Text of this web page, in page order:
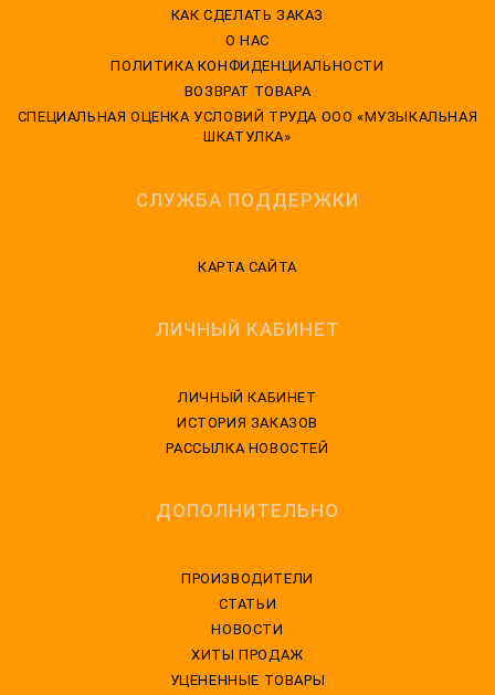
КАК СДЕЛАТЬ ЗАКАЗ
О НАС
ПОЛИТИКА КОНФИДЕНЦИАЛЬНОСТИ
ВОЗВРАТ ТОВАРА
CПЕЦИАЛЬНАЯ ОЦЕНКА УСЛОВИЙ ТРУДА ООО «МУЗЫКАЛЬНАЯ
ШКАТУЛКА»
СЛУЖБА ПОДДЕРЖКИ
КАРТА САЙТА
ЛИЧНЫЙ КАБИНЕТ
ЛИЧНЫЙ КАБИНЕТ
ИСТОРИЯ ЗАКАЗОВ
РАССЫЛКА НОВОСТЕЙ
ДОПОЛНИТЕЛЬНО
ПРОИЗВОДИТЕЛИ
СТАТЬИ
НОВОСТИ
ХИТЫ ПРОДАЖ
УЦЕНЕННЫЕ ТОВАРЫ